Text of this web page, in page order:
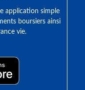
application simple
boursiers ainsi
vie.